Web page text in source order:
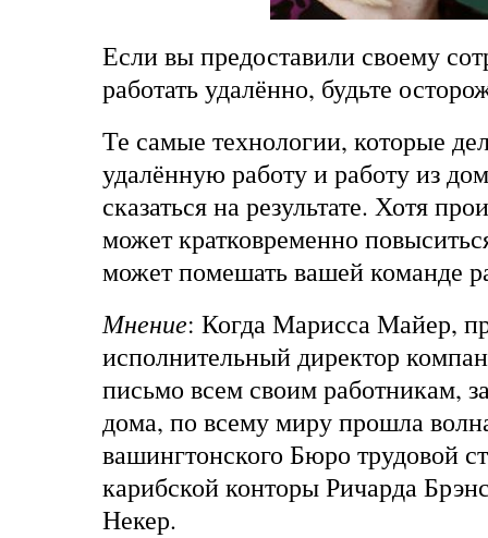
Если вы предоставили своему
работать удалённо, будьте
Те самые технологии, которые
удалённую работу и работу из
сказаться на результате. Хотя
может кратковременно
может помешать вашей команде
Мнение: Когда Марисса Майер,
исполнительный директор
письмо всем своим работникам,
дома, по всему миру прошла
вашингтонского Бюро трудовой
карибской конторы Ричарда
Некер.